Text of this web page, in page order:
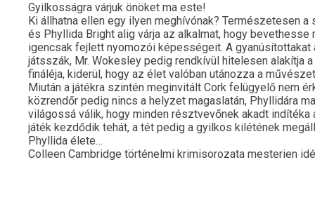
Gyilkosságra várjuk önöket ma este!
Ki állhatna ellen egy ilyen meghívónak? Természetesen
és Phyllida Bright alig várja az alkalmat, hogy bevethesse
igencsak fejlett nyomozói képességeit. A gyanúsítottakat
játsszák, Mr. Wokesley pedig rendkívül hitelesen alakítja
fináléja, kiderül, hogy az élet valóban utánozza a
Miután a játékra szintén meginvitált Cork felügyelő nem
közrendőr pedig nincs a helyzet magaslatán, Phyllidára
világossá válik, hogy minden résztvevőnek akadt indítéka
játék kezdődik tehát, a tét pedig a gyilkos kilétének
Phyllida élete…
Colleen Cambridge történelmi krimisorozata mesterien